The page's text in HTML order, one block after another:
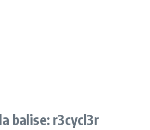
balise: r3cycl3r